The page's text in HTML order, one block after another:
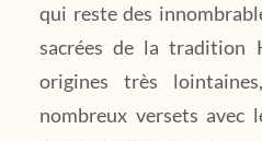
qui reste des
sacrées de la tradition
origines très
nombreux versets avec